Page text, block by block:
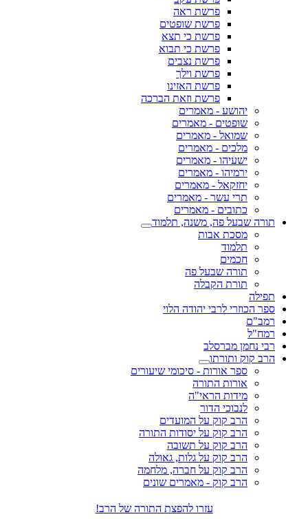
פרשת ראה
פרשת שופטים
פרשת כי תצא
פרשת כי תבוא
פרשת נצבים
פרשת וילך
פרשת האזינו
פרשת וזאת הברכה
יהושע - מאמרים
שופטים - מאמרים
שמואל - מאמרים
מלכים - מאמרים
ישעיהו - מאמרים
ירמיהו - מאמרים
יחזקאל - מאמרים
תרי עשר - מאמרים
כתובים - מאמרים
תורה שבעל פה, משנה, תלמוד
מסכת אבות
תלמוד
חכמים
תורה שבעל פה
תורת הקבלה
תפילה
ספר הכוזרי לרבי יהודה הלוי
רמב"ם
רמח"ל
רבי נחמן מברסלב
הרב קוק ותורתו
ספר אורות - סיכומי שיעורים
אורות התורה
מידות הראי"ה
לנבוכי הדור
הרב קוק על המועדים
הרב קוק על יסודות התורה
הרב קוק על תשובה
הרב קוק על גלות, גאולה
הרב קוק על חברה, מלחמה
הרב קוק - מאמרים שונים
עזרו להפצת התורה של הרב!